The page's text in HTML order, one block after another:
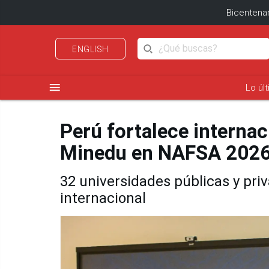
ENGLISH
menu Lo
Perú fortalece
Minedu en NAFSA
32 universidades públicas y
internacional